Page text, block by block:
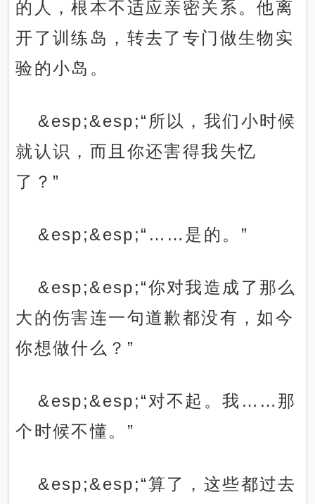
的人，根本不适应亲密关系。他离
开了训练岛，转去了专门做生物实
验的小岛。
&esp;&esp;“所以，我们小时候
就认识，而且你还害得我失忆
了？”
&esp;&esp;“……是的。”
&esp;&esp;“你对我造成了那么
大的伤害连一句道歉都没有，如今
你想做什么？”
&esp;&esp;“对不起。我……那
个时候不懂。”
&esp;&esp;“算了，这些都过去